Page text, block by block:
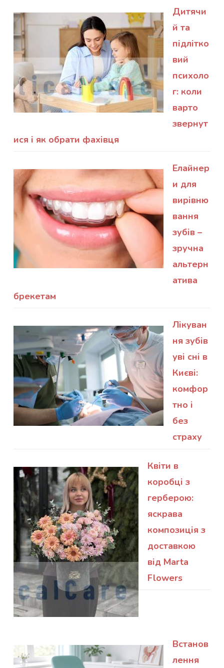
Дитячи
й та
підлітко
вий
психоло
г: коли
варто
звернут
ися і як обрати фахівця
Елайнер
и для
вирівню
вання
зубів –
зручна
альтерн
атива
брекетам
Лікуван
ня зубів
уві сні в
Києві:
комфор
тно і
без
страху
Квіти в
коробці з
герберою:
яскрава
композиція з
доставкою
від Marta
Flowers
Встанов
лення